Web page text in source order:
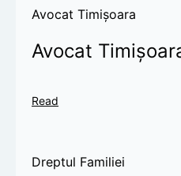
Avocat Timișoara
Avocat
Read
Dreptul Familiei